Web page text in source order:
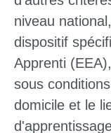
niveau
dispositif
Apprenti
sous
domicile et le